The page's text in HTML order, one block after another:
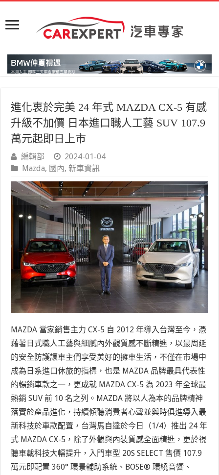
進化衷於完美 24 年式 MAZDA CX-5 有感
升級不加價 日本進口職人工藝 SUV 107.9
萬元起即日上市
編輯部
2024-01-04
Mazda, 國內,新車資訊
MAZDA 當家銷售主力 CX-5 自 2012 年導入台灣至今，憑
藉著日式職人工藝與細膩內外觀質感不斷精進，以最周延
的安全防護讓車主們享受美好的擁車生活，不僅在市場中
成為日系進口休旅的指標，也是 MAZDA 品牌最具代表性
的暢銷車款之一，更成就 MAZDA CX-5 為 2023 年全球最
熱銷 SUV 前 10 名之列。MAZDA 將以人為本的品牌精神
落實於產品進化，持續傾聽消費者心聲並與時俱進導入最
新科技於車款配置，台灣馬自達於今日（1/4）推出 24 年
式 MAZDA CX-5，除了外觀與內裝質感全面精進，更於視
聽車載科技大幅提升，入門車型 20S SELECT 售價 107.9
萬元即配置 360° 環景輔助系統、BOSE® 環繞音響、